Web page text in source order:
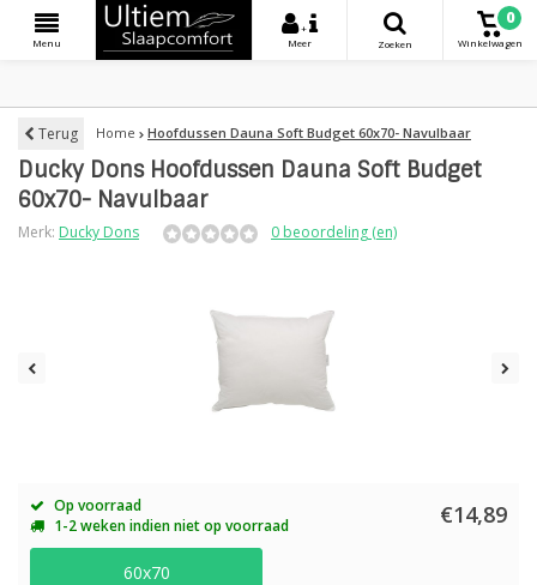
Menu
+
Meer
Zoeken
0
Winkelwagen
Terug Home Hoofdussen Dauna Soft Budget 60x70- Navulbaar
Ducky Dons Hoofdussen Dauna Soft Budget
60x70- Navulbaar
Merk: Ducky Dons 0 beoordeling (en)
Op voorraad
1-2 weken indien niet op voorraad
€14,89
60x70